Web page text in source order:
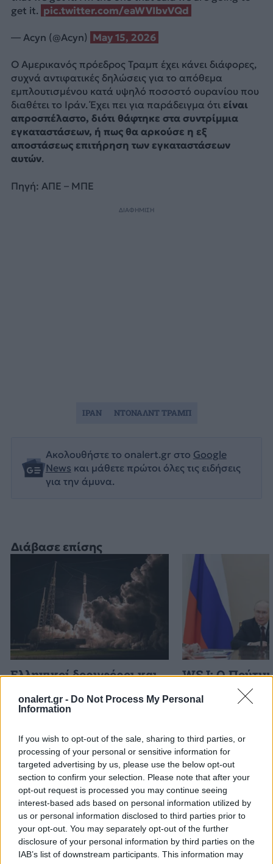
onalert.gr - Do Not Process My Personal
Information
If you wish to opt-out of the sale, sharing to third parties, or
processing of your personal or sensitive information for
targeted advertising by us, please use the below opt-out
section to confirm your selection. Please note that after your
opt-out request is processed you may continue seeing
interest-based ads based on personal information utilized by
us or personal information disclosed to third parties prior to
your opt-out. You may separately opt-out of the further
disclosure of your personal information by third parties on the
IAB’s list of downstream participants. This information may
Διάβασε επίσης
Ελληνικοί δορυφόροι και
στρατιωτική χρήση: Ο
αξιοποίηση της
πληροφορίας
WSJ: Ο Πούτιν
δοκιμάσει τη
ΝΑΤΟ με
αμερικανικές
υπηρεσίες
get it. pic.twitter.com/eaWVIbvVQd
— Acyn (@Acyn) May 15, 2026
Ο Αμερικανός πρόεδρος Τραμπ έχει κάνει διάφορες,
συχνά αντιφατικές δηλώσεις για το απόθεμα
εμπλουτισμένου κατά υψηλό ποσοστό ουρανίου που
διαθέτει το Ιράν. Έχει πει για παράδειγμα ότιείναι
απροσπέλαστο, διότι θάφτηκε στα συντρίμμια
εγκαταστάσεων, ή πως θα αρκούσε η εξ
αποστάσεως επιτήρηση των εγκαταστάσεων
αυτών.
Πηγή: ΑΠΕ – ΜΠΕ
ΔΙΑΦΗΜΙΣΗ
Ακολουθήστε το onalert.gr στο Google
News και μάθετε πρώτοι όλες τις ειδήσεις
για την άμυνα.
ΙΡΑΝ ΝΤΟΝΑΛΝΤ ΤΡΑΜΠ
ΔΙΑΦΗΜΙΣΗ